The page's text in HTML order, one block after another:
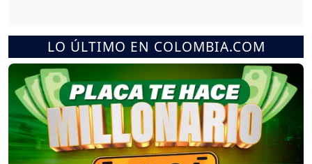
LO ÚLTIMO EN COLOMBIA.COM